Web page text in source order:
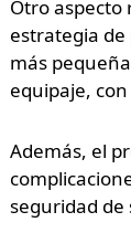
Otro aspecto
estrategia
más
equipaje,
Además, el
seguridad de